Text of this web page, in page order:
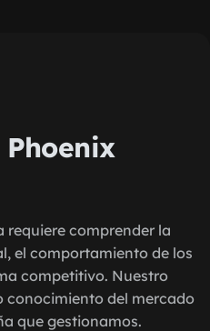
requiere comprender la
el comportamiento de los
competitivo. Nuestro
del mercado
que gestionamos.